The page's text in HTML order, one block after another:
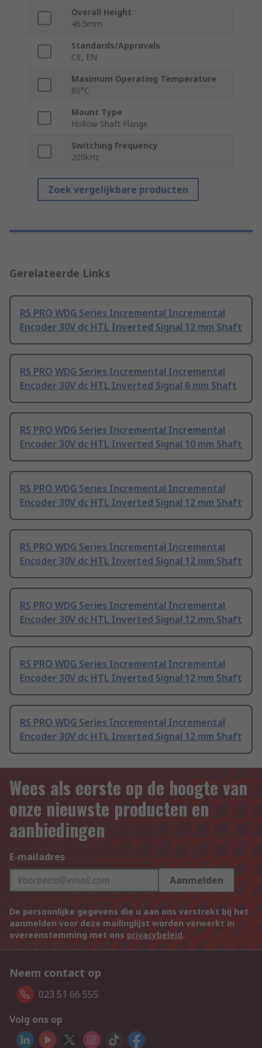
Overall Height
46.5mm
Standards/Approvals
CE, EN
Maximum Operating Temperature
80°C
Mount Type
Hollow Shaft Flange
Switching Frequency
200kHz
Zoek vergelijkbare producten
Gerelateerde Links
RS PRO WDG Series Incremental Incremental
Encoder 30V dc HTL Inverted Signal 12 mm Shaft
RS PRO WDG Series Incremental Incremental
Encoder 30V dc HTL Inverted Signal 6 mm Shaft
RS PRO WDG Series Incremental Incremental
Encoder 30V dc HTL Inverted Signal 10 mm Shaft
RS PRO WDG Series Incremental Incremental
Encoder 30V dc HTL Inverted Signal 12 mm Shaft
RS PRO WDG Series Incremental Incremental
Encoder 30V dc HTL Inverted Signal 12 mm Shaft
RS PRO WDG Series Incremental Incremental
Encoder 30V dc HTL Inverted Signal 12 mm Shaft
RS PRO WDG Series Incremental Incremental
Encoder 30V dc HTL Inverted Signal 12 mm Shaft
RS PRO WDG Series Incremental Incremental
Encoder 30V dc HTL Inverted Signal 12 mm Shaft
Wees als eerste op de hoogte van
onze nieuwste producten en
aanbiedingen
E-mailadres
Aanmelden
De persoonlijke gegevens die u aan ons verstrekt bij het
aanmelden voor deze mailinglijst worden verwerkt in
overeenstemming met ons privacybeleid.
Neem contact op
023 51 66 555
Volg ons op